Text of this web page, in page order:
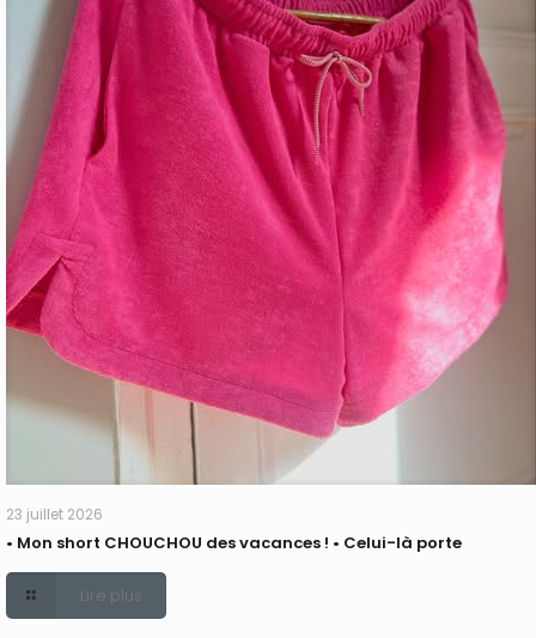
23 juillet 2026
• Mon short CHOUCHOU des vacances ! • Celui-là porte
Lire plus